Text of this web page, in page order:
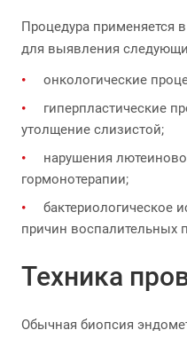
Процедура применяется
для выявления
онкологические
гиперпластические
утолщение слизистой;
нарушения
гормонотерапии;
бактериологическое
причин воспалительных
Техника
Обычная биопсия